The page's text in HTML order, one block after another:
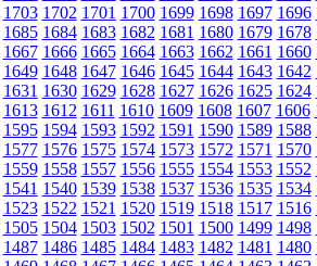
1703 1702 1701 1700 1699 1698 1697 1696
1685 1684 1683 1682 1681 1680 1679 1678
1667 1666 1665 1664 1663 1662 1661 1660
1649 1648 1647 1646 1645 1644 1643 1642
1631 1630 1629 1628 1627 1626 1625 1624
1613 1612 1611 1610 1609 1608 1607 1606
1595 1594 1593 1592 1591 1590 1589 1588
1577 1576 1575 1574 1573 1572 1571 1570
1559 1558 1557 1556 1555 1554 1553 1552
1541 1540 1539 1538 1537 1536 1535 1534
1523 1522 1521 1520 1519 1518 1517 1516
1505 1504 1503 1502 1501 1500 1499 1498
1487 1486 1485 1484 1483 1482 1481 1480